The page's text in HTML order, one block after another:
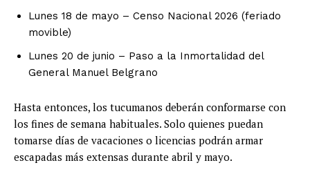
Lunes 18 de mayo – Censo Nacional 2026 (feriado
movible)
Lunes 20 de junio – Paso a la Inmortalidad del
General Manuel Belgrano
Hasta entonces, los tucumanos deberán conformarse con
los fines de semana habituales. Solo quienes puedan
tomarse días de vacaciones o licencias podrán armar
escapadas más extensas durante abril y mayo.